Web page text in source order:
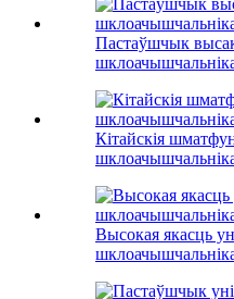
Пастаўшчык
Кітайскія
Высокая якасць